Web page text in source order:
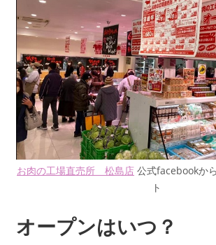
お肉の工場直売所 松島店 公式facebookか
ト
オープンはいつ？